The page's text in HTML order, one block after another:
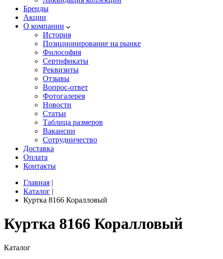
Бренды
Акции
О компании
История
Позиционирование на рынке
Философия
Сертификаты
Реквизиты
Отзывы
Вопрос-ответ
Фотогалерея
Новости
Статьи
Таблица размеров
Вакансии
Сотрудничество
Доставка
Оплата
Контакты
Главная |
Каталог |
Куртка 8166 Коралловый
Куртка 8166 Коралловый
Каталог